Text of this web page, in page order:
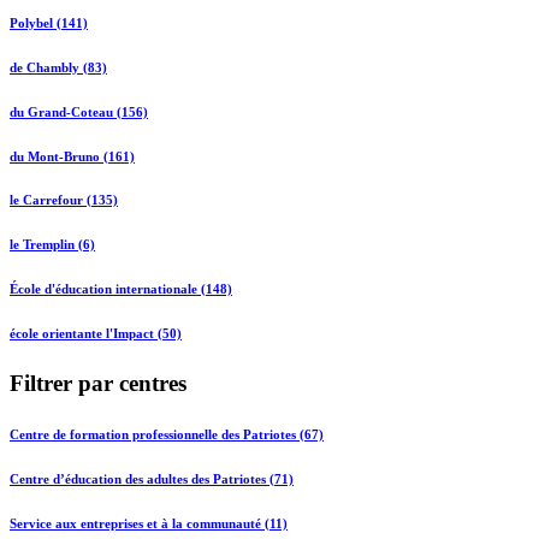
Polybel (141)
de Chambly (83)
du Grand-Coteau (156)
du Mont-Bruno (161)
le Carrefour (135)
le Tremplin (6)
École d'éducation internationale (148)
école orientante l'Impact (50)
Filtrer par centres
Centre de formation professionnelle des Patriotes (67)
Centre d’éducation des adultes des Patriotes (71)
Service aux entreprises et à la communauté (11)